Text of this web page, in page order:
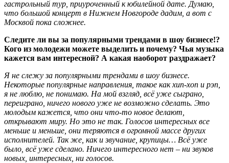
гастрольный тур, приуроченный к юбилейной дате. Думаю,
что большой концерт в Нижнем Новгороде дадим, а вот с
Москвой пока сложнее.
Следите ли вы за популярными трендами в шоу бизнесе!?
Кого из молодежи можете выделить и почему? Чья музыка
кажется вам интересной? А какая наоборот раздражает?
Я не слежу за популярными трендами в шоу бизнесе.
Некоторые популярные направления, такое как хип-хоп и рэп,
я не люблю, не понимаю. На мой взгляд, всё уже сыграно,
переиграно, ничего нового уже не возможно сделать. Это
молодым кажется, что они что-то новое делают,
открывают миру. Но это не так. Голосов интересных все
меньше и меньше, они теряются в огромной массе других
исполнителей. Так же, как и звучание, крупицы… Всё уже
было, всё уже сделано. Ничего интересного нет – ни звуков
новых, интересных, ни голосов.